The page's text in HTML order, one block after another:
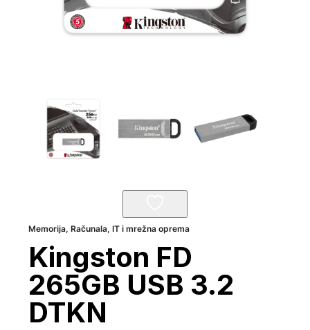
Memorija,Računala, IT i mrežna oprema
Kingston FD
265GB USB 3.2
DTKN